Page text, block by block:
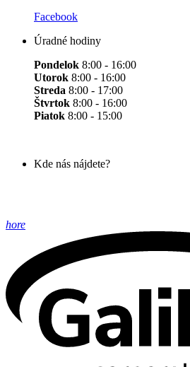
Facebook
Úradné hodiny
Pondelok 8:00 - 16:00
Utorok 8:00 - 16:00
Streda 8:00 - 17:00
Štvrtok 8:00 - 16:00
Piatok 8:00 - 15:00
Kde nás nájdete?
hore